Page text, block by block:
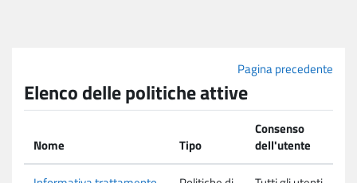
Pagina precedente
Elenco delle politiche attive
Nome Tipo
Consenso
dell'utente